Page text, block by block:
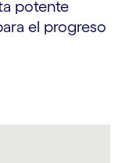
potente
el progreso